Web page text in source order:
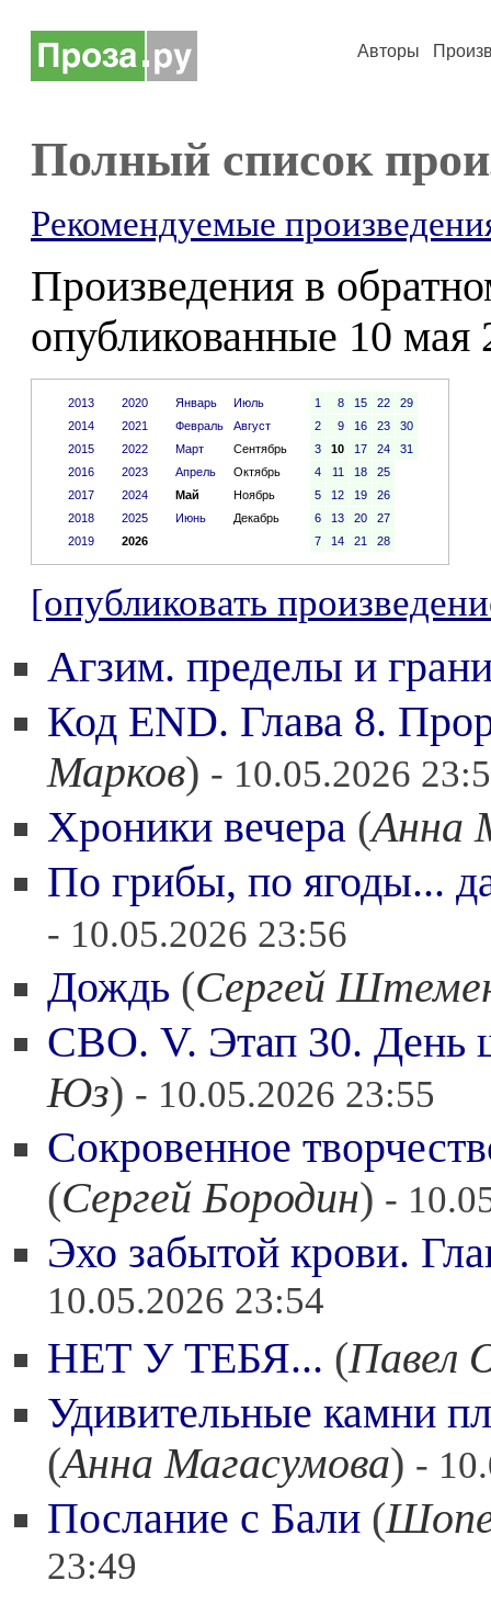
Авторы
Полный список
Рекомендуемые
Произведения в
опубликованные 10 мая
2013
2014
2015
2016
2017
2018
2019
2020
2021
2022
2023
2024
2025
2026
Январь
Июль
Февраль
Август
Март
Сентябрь
Апрель
Октябрь
Май
Ноябрь
Июнь
Декабрь
1 8 15 22
29
2
9 16 23
30
3
10 17 24
31
4
11 18
25
5
12 19
26
6
13 20
27
7
14 21 28
[опубликовать
Агзим. пределы и
Код END. Глава 8.
Марков) - 10.05.2026
Хроники вечера (Анна
По грибы, по ягоды...
- 10.05.2026 23:56
Дождь (Сергей
СВО. V. Этап 30. День
Юз) - 10.05.2026 23:55
Сокровенное
(Сергей Бородин) -
Эхо забытой крови.
10.05.2026 23:54
НЕТ У ТЕБЯ... (Павел
Удивительные камни
(Анна Магасумова) -
Послание с Бали (
23:49